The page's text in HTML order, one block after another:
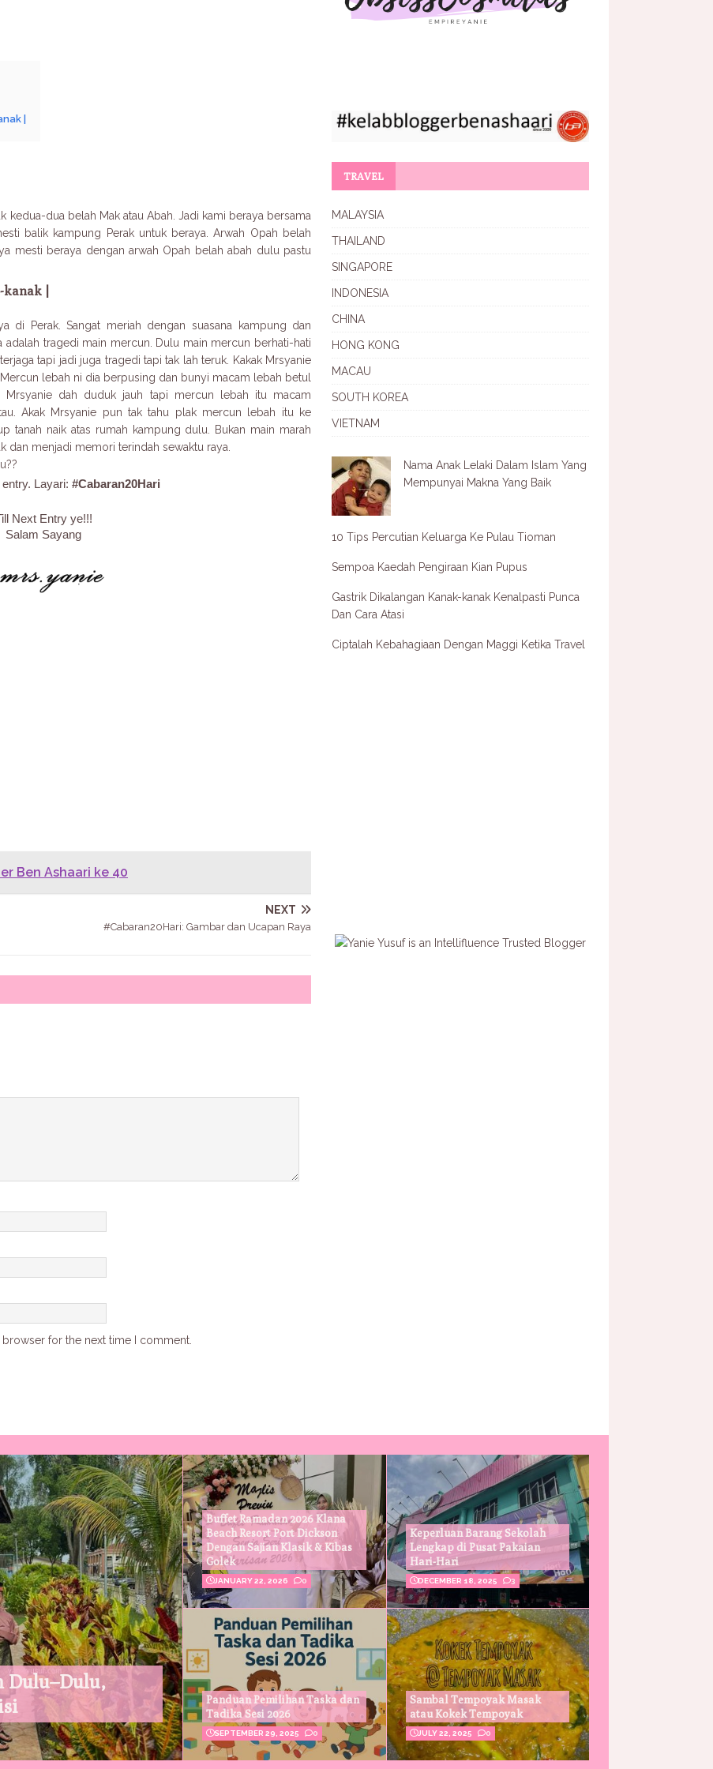
|
kedua-dua belah Mak atau Abah. Jadi kami beraya bersama
balik kampung Perak untuk beraya. Arwah Opah belah
mesti beraya dengan arwah Opah belah abah dulu pastu
|
di Perak. Sangat meriah dengan suasana kampung dan
tragedi main mercun. Dulu main mercun berhati-hati
tapi jadi juga tragedi tapi tak lah teruk. Kakak Mrsyanie
lebah ni dia berpusing dan bunyi macam lebah betul
Mrsyanie dah duduk jauh tapi mercun lebah itu macam
Akak Mrsyanie pun tak tahu plak mercun lebah itu ke
tanah naik atas rumah kampung dulu. Bukan main marah
dan menjadi memori terindah sewaktu raya.
Layari: #Cabaran20Hari
Next Entry ye!!!
Salam Sayang
Ben Ashaari ke 40
NEXT
#Cabaran20Hari: Gambar dan Ucapan Raya
for the next time I comment.
TRAVEL
MALAYSIA
THAILAND
SINGAPORE
INDONESIA
CHINA
HONG KONG
MACAU
SOUTH KOREA
VIETNAM
Nama Anak Lelaki Dalam Islam Yang
Mempunyai Makna Yang Baik
10 Tips Percutian Keluarga Ke Pulau Tioman
Sempoa Kaedah Pengiraan Kian Pupus
Gastrik Dikalangan Kanak-kanak Kenalpasti Punca
Dan Cara Atasi
Ciptalah Kebahagiaan Dengan Maggi Ketika Travel
Dulu–Dulu,
Buffet Ramadan 2026 Klana
Beach Resort Port Dickson
Dengan Sajian Klasik & Kibas
Golek
JANUARY 22, 2026 0
Keperluan Barang Sekolah
Lengkap di Pusat Pakaian
Hari-Hari
DECEMBER 18, 2025 3
Panduan Pemilihan Taska dan
Tadika Sesi 2026
SEPTEMBER 29, 2025 0
Sambal Tempoyak Masak
atau Kokek Tempoyak
JULY 22, 2025 0